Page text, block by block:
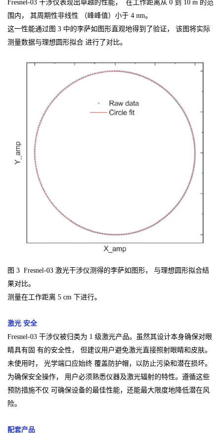
Fresnel-03 干涉仪表现出卓越的性能， 在工作距离从 0 到 10 m 的范
围内， 其周期性非线性 （峰峰值）小于 4 nm。
这一性能通过图 3 中的李萨如图形直观地得到了验证， 该图将实际
测量数据与理想圆形拟合 进行了对比。
图 3 Fresnel-03 激光干涉仪测得的李萨如图形， 与理想圆形拟合结
果对比。
测量在工作距离 5 cm 下进行。
激光 安全
Fresnel-03 干涉仪被归类为 1 级激光产品。虽然其设计本身确保对眼
睛具有固 有的安全性， 但建议用户避免激光直接照射眼睛和皮肤。
未使用时， 光学端口应始终 覆盖防护帽，以防止污染和潜在损坏。
为确保安全操作， 用户必须熟悉仪器及激光辐射的特性。遵循这些
预防措施不仅 可确保设备的最佳性能，还能最大限度地降低潜在风
险。
配套产品